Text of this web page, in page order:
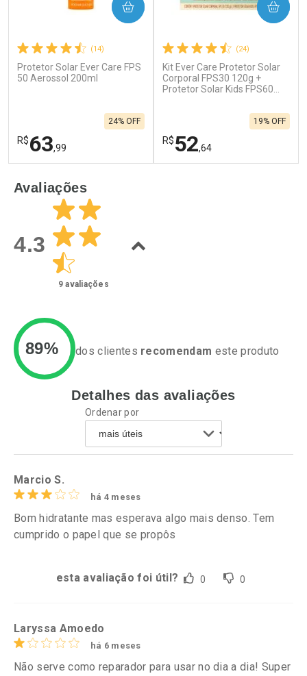
(14)
Protetor Solar Ever Care FPS
50 Aerossol 200ml
R$63,99
24% OFF
COMPRAR
Laboratório
Ativar Desconto
Comprar sem Desconto
Por R$ 63,99/cada
Por Menos
Comprar sem Desconto
(24)
Kit Ever Care Protetor Solar
Corporal FPS30 120g +
Protetor Solar Kids FPS60
R$52,64
19% OFF
COMPRAR
Ativar Desconto
Comprar sem Desconto
Por R$ 52,64/cada
Avaliações
4.3
9 avaliações
89% dos clientes recomendam este produto
Detalhes das avaliações
Ordenar por
Marcio S.
há 4 meses
Bom hidratante mas esperava algo mais denso. Tem
cumprido o papel que se propôs
esta avaliação foi útil? 0 0
Laryssa Amoedo
há 6 meses
Não serve como reparador para usar no dia a dia! Super